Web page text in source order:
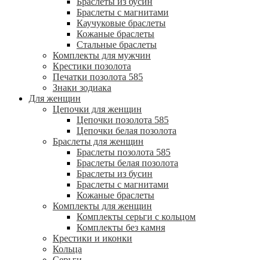
Браслеты с магнитами
Каучуковые браслеты
Кожаные браслеты
Стальные браслеты
Комплекты для мужчин
Крестики позолота
Печатки позолота 585
Знаки зодиака
Для женщин
Цепочки для женщин
Цепочки позолота 585
Цепочки белая позолота
Браслеты для женщин
Браслеты позолота 585
Браслеты белая позолота
Браслеты из бусин
Браслеты с магнитами
Кожаные браслеты
Комплекты для женщин
Комплекты серьги с кольцом
Комплекты без камня
Крестики и иконки
Кольца